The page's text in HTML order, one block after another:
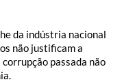
da indústria nacional
não justificam a
passada não